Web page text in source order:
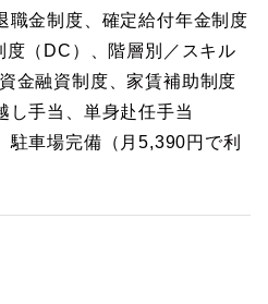
職金制度、確定給付年金制度
度（DC）、階層別／スキル
金融資制度、家賃補助制度
し手当、単身赴任手当
駐車場完備（月5,390円で利